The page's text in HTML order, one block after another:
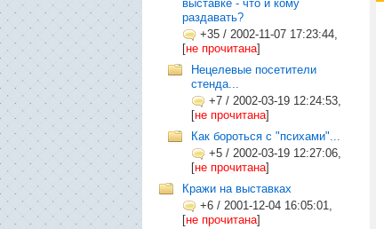
выставке - что и кому
раздавать?
+35 / 2002-11-07 17:23:44,
[не прочитана]
Нецелевые посетители
стенда...
+7 / 2002-03-19 12:24:53,
[не прочитана]
Как бороться с "психами"...
+5 / 2002-03-19 12:27:06,
[не прочитана]
Кражи на выставках
+6 / 2001-12-04 16:05:01,
[не прочитана]